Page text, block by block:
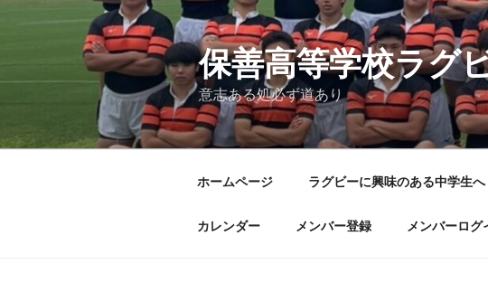
ス
保善高等学校ラグ
意志ある処必ず道あり
ホームページ ラグビーに興味のある中学生へ
カレンダー メンバー登録 メンバーログ